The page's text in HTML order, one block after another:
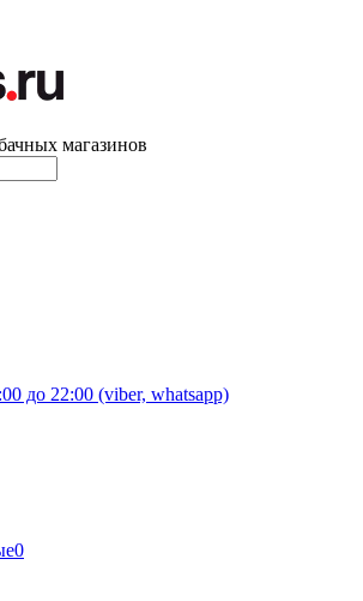
магазинов
до 22:00 (viber, whatsapp)
0